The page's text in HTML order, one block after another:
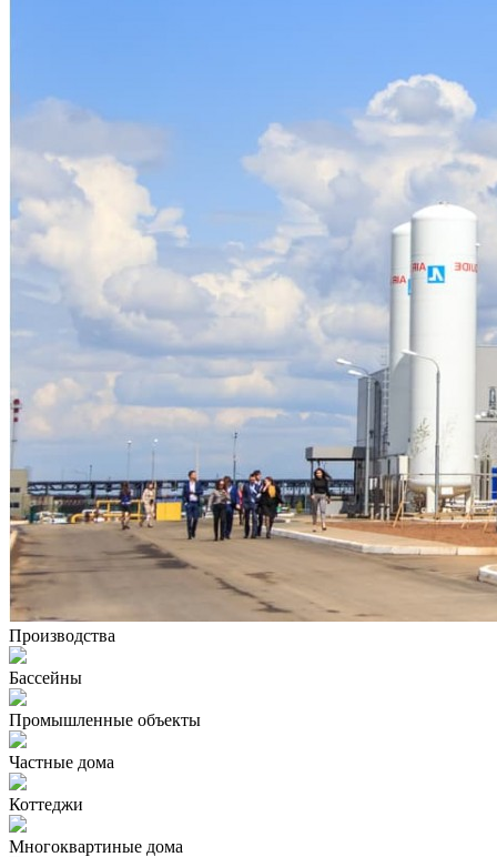
Производства
Бассейны
Промышленные объекты
Частные дома
Коттеджи
Многоквартиные дома